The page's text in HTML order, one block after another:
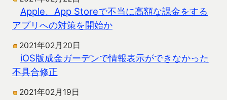
Apple、App Storeで不当に高額な課金をする
アプリへの対策を開始か
2021年02月20日
iOS版成金ガーデンで情報表示ができなかった
不具合修正
2021年02月19日